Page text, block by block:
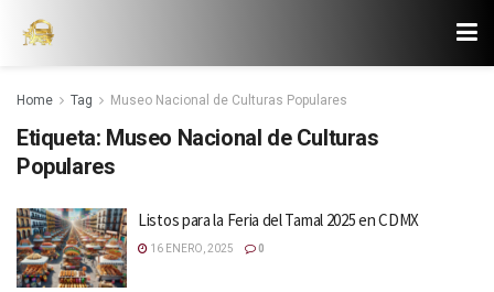
Home Tag Museo Nacional de Culturas Populares
Etiqueta: Museo Nacional de Culturas
Populares
Listos para la Feria del Tamal 2025 en CDMX
16 ENERO, 2025 0